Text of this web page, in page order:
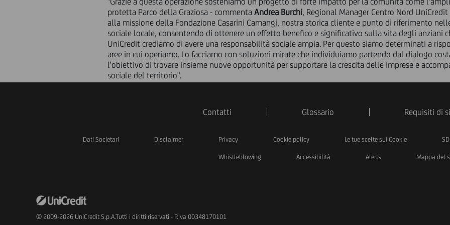
protetta Parco della Graziosa - commentaAndrea Burchi, Regional Manager Centro Nord
alla missione della Fondazione Casarini Camangi, nostra storica cliente e punto di riferimento
sociale locale, consentendo di ottenere un effetto benefico e significativo sulla vita degli anziani
UniCredit crediamo di avere una responsabilità sociale ampia. Per questo siamo determinati a
aree in cui operiamo. Lo facciamo con soluzioni mirate che individuiamo partendo dal dialogo
l'obiettivo di trovare insieme nuove opportunità per supportare la crescita delle imprese e
sociale del territorio".
Contatti Glossario Requisiti di
Dati Societari Disclaimer Privacy Cookie policy Le tue scelte sui Cookie
Whistleblowing Accessibilità Alerts Mappa del
© 2009-2026 UniCredit S.p.A.Tutti i diritti riservati - P.Iva 00348170101